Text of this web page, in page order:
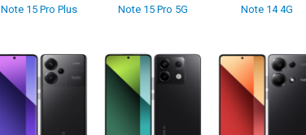
Note 15 Pro Plus
Note 15 Pro 5G
Note 14 4G